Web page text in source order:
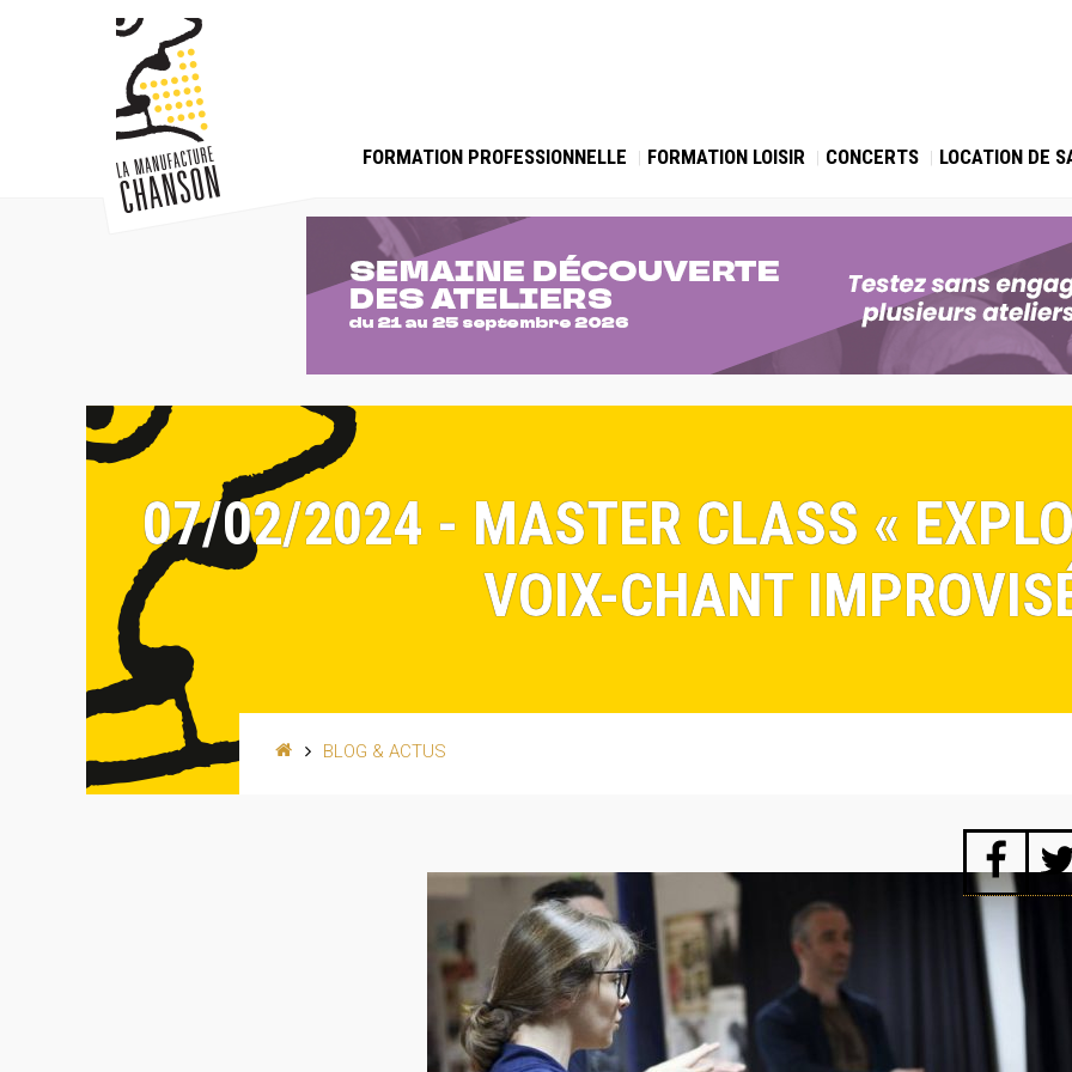
FORMATION PROFESSIONNELLE FORMATION LOISIR CONCERTS LOCATION DE
07/02/2024 - MASTER CLASS «
VOIX-CHANT
BLOG & ACTUS